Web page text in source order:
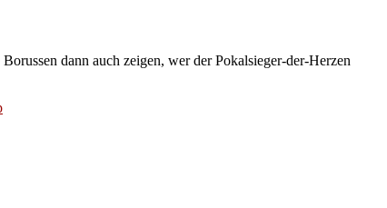
dann auch zeigen, wer der Pokalsieger-der-Herzen